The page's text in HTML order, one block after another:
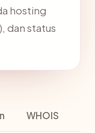
hosting
dan status
WHOIS